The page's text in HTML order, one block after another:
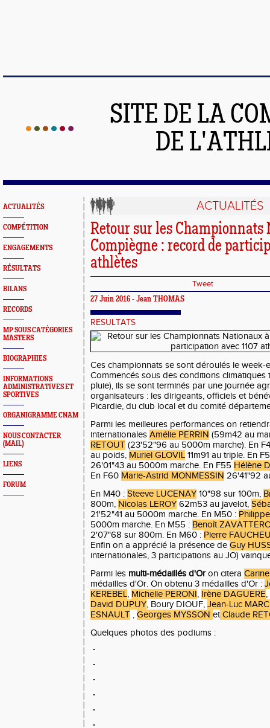
SITE DE LA
DE
ACTUALITÉS
COMPÉTITION
ENGAGEMENTS
RÉSULTATS
BILANS
RECORDS
MP SOUS CATÉGORIES
MASTERS
BIOGRAPHIES
INFORMATIONS
ADMINISTRATIVES ET
SPORTIVES
ORGANIGRAMME CNAM
NOUS CONTACTER
(MAIL)
LIENS
FORUM
ACTUALITÉS
Retour sur les Championnats
Compiègne : record de
athlètes
Tweet
27 Juin 2016 - Jean THOMAS
RESULTATS
Ces championnats se sont déroulés le week-
Commencés sous des conditions climatiques
pluie), ils se sont terminés par une journée
organisateurs : les dirigeants, officiels et
Picardie, du club local et du comité
Parmi les meilleures performances on
internationales Amélie PERRIN (59m42 au
RETOUT (23'52"96 au 5000m marche). En
au poids, Muriel GLOVIL 11m91 au triple. En
26'01"43 au 5000m marche. En F55 Hélène
En F60 Marie-Astrid MONMESSIN 26'41"92
En M40 : Steeve LUCENAY 10"98 sur 100m,
800m, Nicolas LEROY 62m53 au javelot,
21'52"41 au 5000m marche. En M50 :
5000m marche. En M55 : Benoît
2'07"68 sur 800m. En M60 : Pierre
Enfin on a apprécié la présence de Guy
internationales, 3 participations au JO)
Parmi les multi-médaillés d'Oron citera
médailles d'Or. On obtenu 3 médailles d'Or :
KEREBEL, Michelle PERONI, Irène DAGUERE,
David DUPUY, Boury DIOUF, Jean-Luc
ESNAULT , Georges MYSSON etClaude
Quelques photos des podiums :